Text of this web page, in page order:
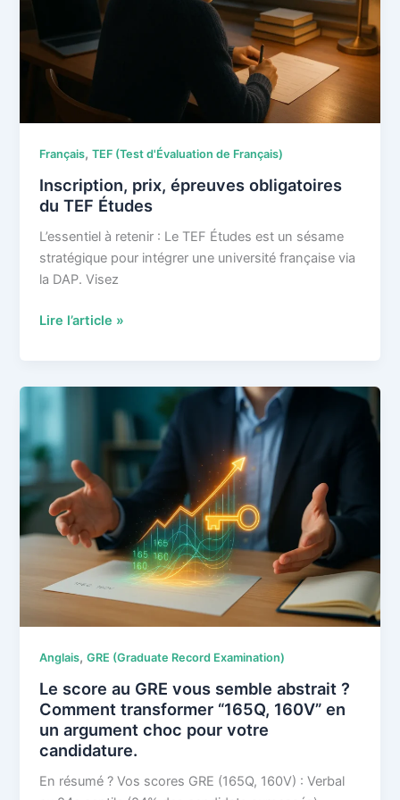
?
Comment
décoder
des
examinateurs
pour
niveau
(A2
à
?
Français,TEF (Test d'Évaluation de Français)
Inscription, prix, épreuves obligatoires
du TEF Études
L’essentiel à retenir : Le TEF Études est un sésame
stratégique pour intégrer une université française via
la DAP. Visez
Inscription,
obligatoires
Études
Lire l’article »
Anglais,GRE (Graduate Record Examination)
Le score au GRE vous semble abstrait ?
Comment transformer “165Q, 160V” en
un argument choc pour votre
candidature.
En résumé ? Vos scores GRE (165Q, 160V) : Verbal